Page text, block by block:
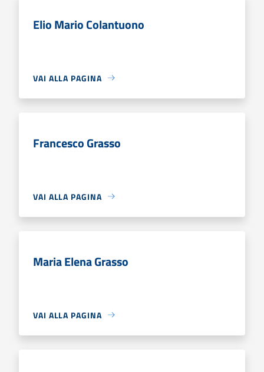
Elio Mario Colantuono
VAI ALLA PAGINA
Francesco Grasso
VAI ALLA PAGINA
Maria Elena Grasso
VAI ALLA PAGINA